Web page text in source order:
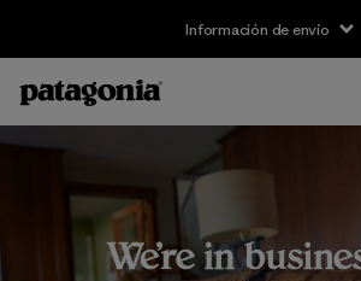
Información de envío